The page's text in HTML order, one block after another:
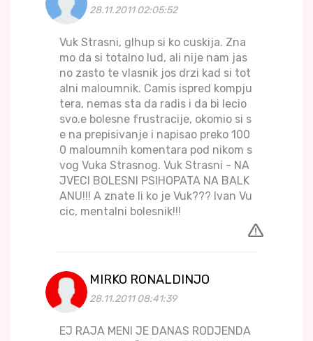
28.11.2011 02:05:52
Vuk Strasni, glhup si ko cuskija. Zna
mo da si totalno lud, ali nije nam jas
no zasto te vlasnik jos drzi kad si tot
alni maloumnik. Camis ispred kompju
tera, nemas sta da radis i da bi lecio
svo.e bolesne frustracije, okomio si s
e na prepisivanje i napisao preko 100
0 maloumnih komentara pod nikom s
vog Vuka Strasnog. Vuk Strasni - NA
JVECI BOLESNI PSIHOPATA NA BALK
ANU!!! A znate li ko je Vuk??? Ivan Vu
cic, mentalni bolesnik!!!
MIRKO RONALDINJO
28.11.2011 08:41:39
EJ RAJA MENI JE DANAS RODJENDA